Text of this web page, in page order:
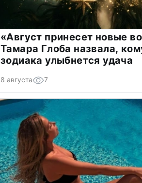
«Август принесет новые
Тамара Глоба назвала,
зодиака улыбнется удача
8 августа 7